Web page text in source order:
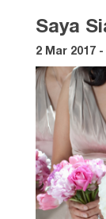
Saya
2 Mar 2017